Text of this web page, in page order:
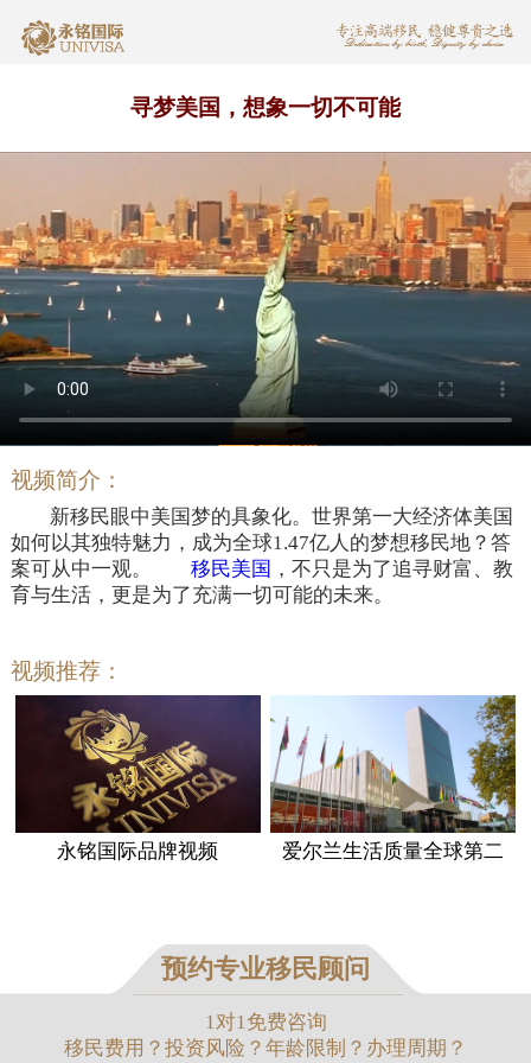
寻梦美国，想象一切不可能
视频简介：
新移民眼中美国梦的具象化。世界第一大经济体美国
如何以其独特魅力，成为全球1.47亿人的梦想移民地？答
案可从中一观。
移民美国 ，不只是为了追寻财富、教
育与生活，更是为了充满一切可能的未来。
视频推荐：
永铭国际品牌视频 爱尔兰生活质量全球第二
预约专业移民顾问
1对1免费咨询
移民费用？投资风险？年龄限制？办理周期？